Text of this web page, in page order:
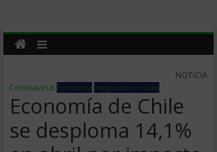
NOTICIA
Coronavirus Economía Negocios en Chile
Economía de Chile
se desploma 14,1%